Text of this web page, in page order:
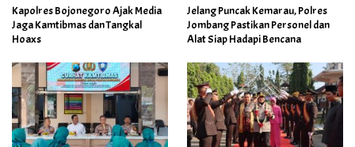
Kapolres Bojonegoro Ajak Media
Jaga Kamtibmas dan Tangkal
Hoaxs
Jelang Puncak Kemarau, Polres
Jombang Pastikan Personel dan
Alat Siap Hadapi Bencana